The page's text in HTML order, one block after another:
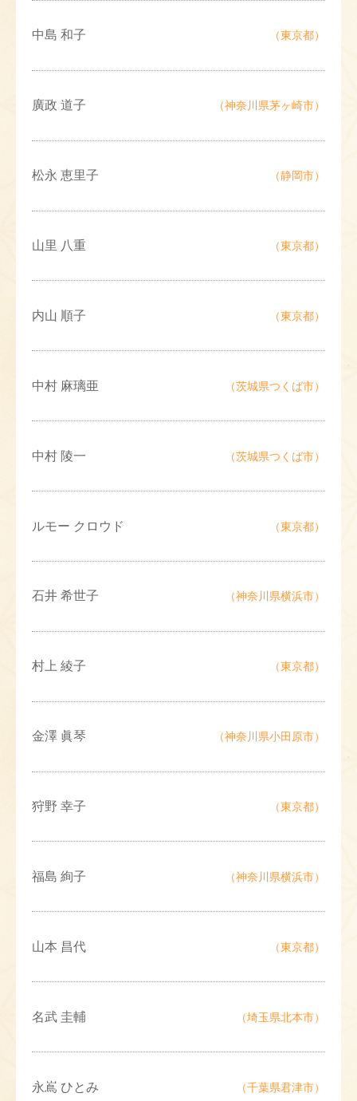
中島 和子 （東京都）
廣政 道子 （神奈川県茅ヶ崎市）
松永 恵里子 （静岡市）
山里 八重 （東京都）
内山 順子 （東京都）
中村 麻璃亜 （茨城県つくば市）
中村 陵一 （茨城県つくば市）
ルモー クロウド （東京都）
石井 希世子 （神奈川県横浜市）
村上 綾子 （東京都）
金澤 眞琴 （神奈川県小田原市）
狩野 幸子 （東京都）
福島 絢子 （神奈川県横浜市）
山本 昌代 （東京都）
名武 圭輔 （埼玉県北本市）
永嶌 ひとみ （千葉県君津市）